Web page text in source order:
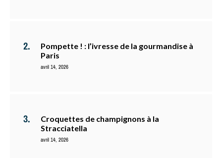
Pompette ! : l’ivresse de la gourmandise à
Paris
avril 14, 2026
Croquettes de champignons à la
Stracciatella
avril 14, 2026